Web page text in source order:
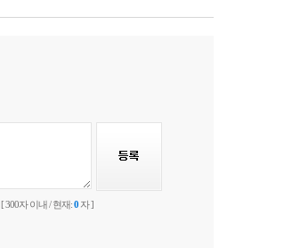
[ 300자 이내 / 현재:0 자 ]